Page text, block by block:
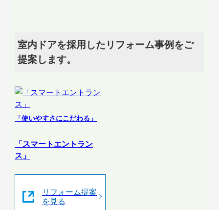
室内ドアを採用したリフォーム事例をご
提案します。
「使いやすさにこだわる」
「スマートエントラン
ス」
リフォーム提案
を見る